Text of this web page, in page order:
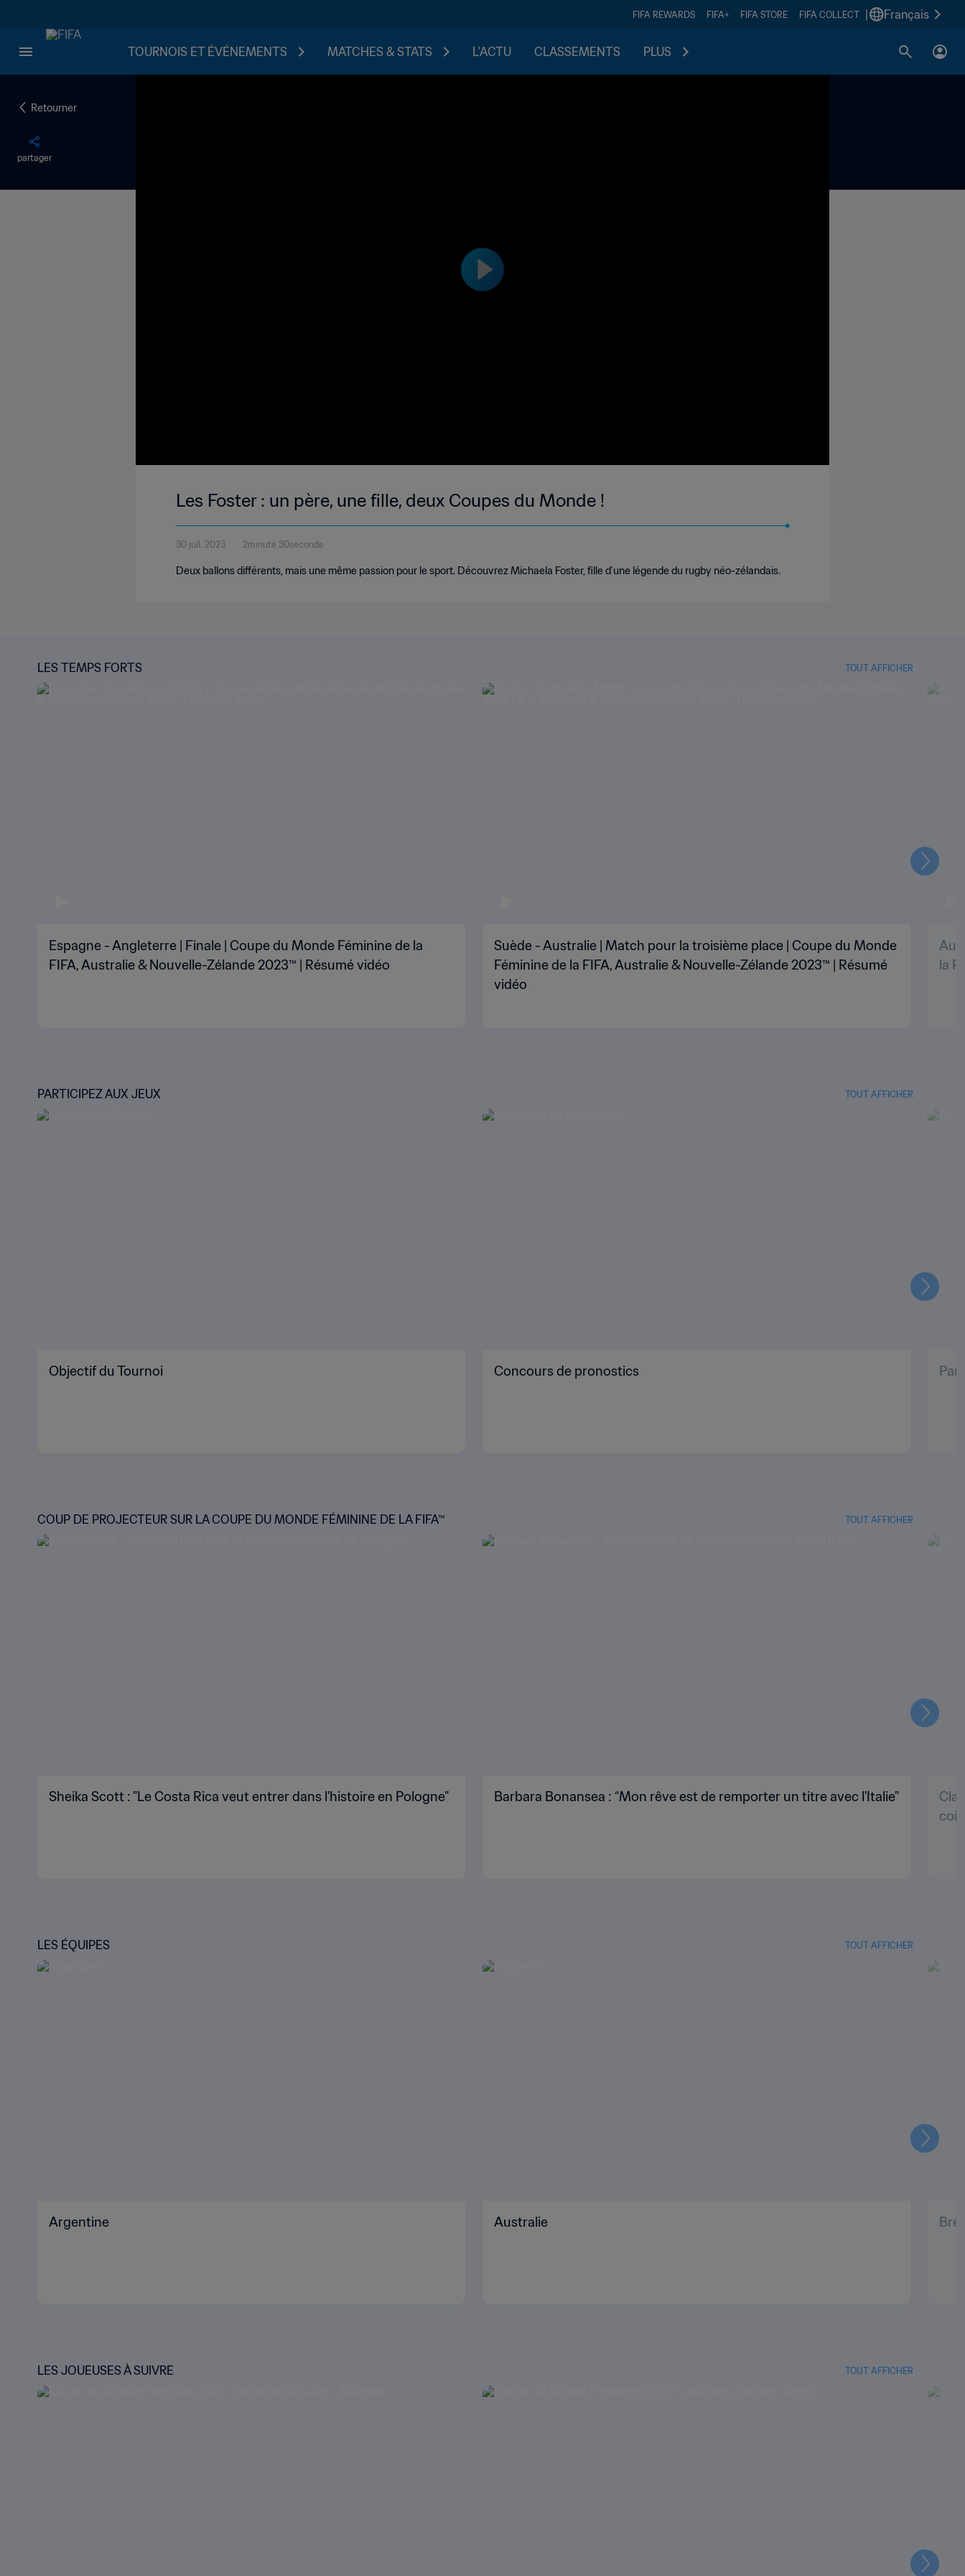
FIFA REWARDS FIFA+ FIFA STORE FIFA COLLECT Français
TOURNOIS ET ÉVÉNEMENTS MATCHES & STATS L'ACTU CLASSEMENTS PLUS
Retourner
partager
Les Foster : un père, une fille, deux Coupes du Monde !
30 juil. 2023 2minute 30seconde
Deux ballons différents, mais une même passion pour le sport. Découvrez Michaela Foster, fille d'une légende du rugby néo-zélandais.
LES TEMPS FORTS TOUT AFFICHER
Espagne - Angleterre | Finale | Coupe du Monde Féminine de la
FIFA, Australie & Nouvelle-Zélande 2023™ | Résumé vidéo
Suède - Australie | Match pour la troisième place | Coupe du Monde
Féminine de la FIFA, Australie & Nouvelle-Zélande 2023™ | Résumé
vidéo
la
Suivant
PARTICIPEZ AUX JEUX TOUT AFFICHER
Objectif du Tournoi Concours de pronostics
Suivant
COUP DE PROJECTEUR SUR LA COUPE DU MONDE FÉMININE DE LA FIFA™ TOUT AFFICHER
Sheika Scott : "Le Costa Rica veut entrer dans l'histoire en Pologne" Barbara Bonansea : “Mon rêve est de remporter un titre avec l'Italie"
Suivant
LES ÉQUIPES TOUT AFFICHER
Argentine Australie
Suivant
LES JOUEUSES À SUIVRE TOUT AFFICHER
Suivant